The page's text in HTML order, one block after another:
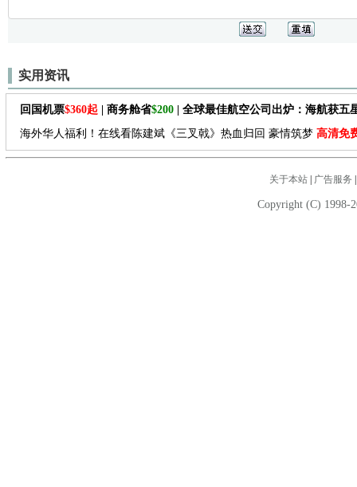
实用资讯
回国机票$360起 | 商务舱省$200 | 全球最佳航空公司出炉：海航获五
海外华人福利！在线看陈建斌《三叉戟》热血归回 豪情筑梦 高清免
关于本站| 广告服务
Copyright (C) 1998-